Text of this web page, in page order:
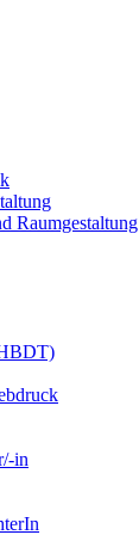
Raumgestaltung
in